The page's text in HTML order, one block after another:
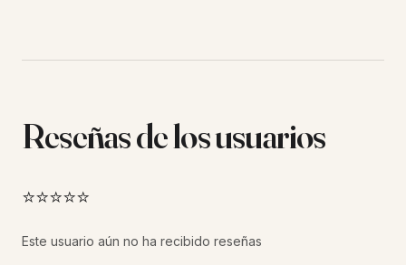
Reseñas de los usuarios
⭐⭐⭐⭐⭐
Este usuario aún no ha recibido reseñas